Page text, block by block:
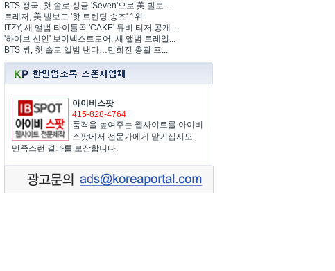
BTS 정국, 첫 솔로 싱글 'Seven'으로 美 빌보...
트레저, 美 빌보드 '핫 트렌딩 송즈' 1위
ITZY, 새 앨범 타이틀곡 'CAKE' 뮤비 티저 공개...
'하이브 신인' 보이넥스트도어, 새 앨범 트레일...
BTS 뷔, 첫 솔로 앨범 낸다…민희진 총괄 프...
아이비스팟
415-828-4764
품격을 높여주는 웹사이트를 아이비
스팟에서 전문가에게 맡기십시오.
만족스런 결과를 보장합니다.